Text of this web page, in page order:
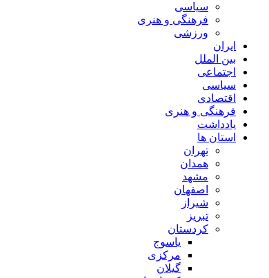
سیاسی
فرهنگی و هنری
ورزشی
ایران
بین الملل
اجتماعی
سیاسی
اقتصادی
فرهنگی و هنری
یادداشت
استان ها
تهران
همدان
مشهد
اصفهان
شیراز
تبریز
کردستان
یاسوج
مرکزی
گیلان